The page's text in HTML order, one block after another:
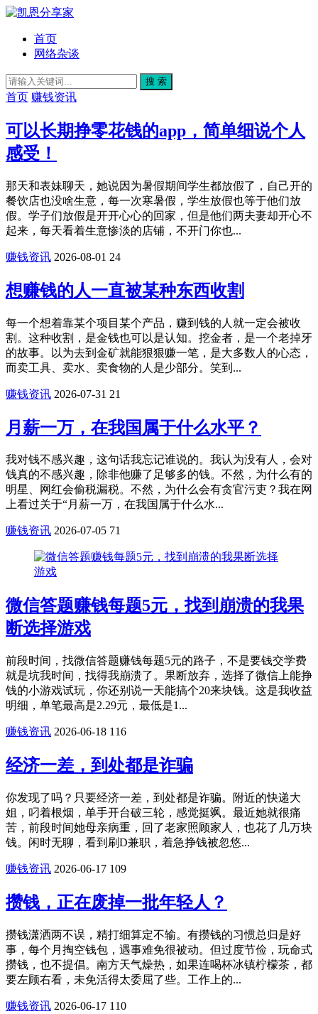
首页
网络杂谈
搜 索
首页 赚钱资讯
可以长期挣零花钱的app，简单细说个人
感受！
那天和表妹聊天，她说因为暑假期间学生都放假了，自己开的
餐饮店也没啥生意，每一次寒暑假，学生放假也等于他们放
假。学子们放假是开开心心的回家，但是他们两夫妻却开心不
起来，每天看着生意惨淡的店铺，不开门你也...
赚钱资讯 2026-08-01 24
想赚钱的人一直被某种东西收割
每一个想着靠某个项目某个产品，赚到钱的人就一定会被收
割。这种收割，是金钱也可以是认知。挖金者，是一个老掉牙
的故事。以为去到金矿就能狠狠赚一笔，是大多数人的心态，
而卖工具、卖水、卖食物的人是少部分。笑到...
赚钱资讯 2026-07-31 21
月薪一万，在我国属于什么水平？
我对钱不感兴趣，这句话我忘记谁说的。我认为没有人，会对
钱真的不感兴趣，除非他赚了足够多的钱。不然，为什么有的
明星、网红会偷税漏税。不然，为什么会有贪官污吏？我在网
上看过关于“月薪一万，在我国属于什么水...
赚钱资讯 2026-07-05 71
微信答题赚钱每题5元，找到崩溃的我果
断选择游戏
前段时间，找微信答题赚钱每题5元的路子，不是要钱交学费
就是坑我时间，找得我崩溃了。果断放弃，选择了微信上能挣
钱的小游戏试玩，你还别说一天能搞个20来块钱。这是我收益
明细，单笔最高是2.29元，最低是1...
赚钱资讯 2026-06-18 116
经济一差，到处都是诈骗
你发现了吗？只要经济一差，到处都是诈骗。附近的快递大
姐，叼着根烟，单手开台破三轮，感觉挺飒。最近她就很痛
苦，前段时间她母亲病重，回了老家照顾家人，也花了几万块
钱。闲时无聊，看到刷D兼职，着急挣钱被忽悠...
赚钱资讯 2026-06-17 109
攒钱，正在废掉一批年轻人？
攒钱潇洒两不误，精打细算定不输。有攒钱的习惯总归是好
事，每个月掏空钱包，遇事难免很被动。但过度节俭，玩命式
攒钱，也不提倡。南方天气燥热，如果连喝杯冰镇柠檬茶，都
要左顾右看，未免活得太委屈了些。工作上的...
赚钱资讯 2026-06-17 110